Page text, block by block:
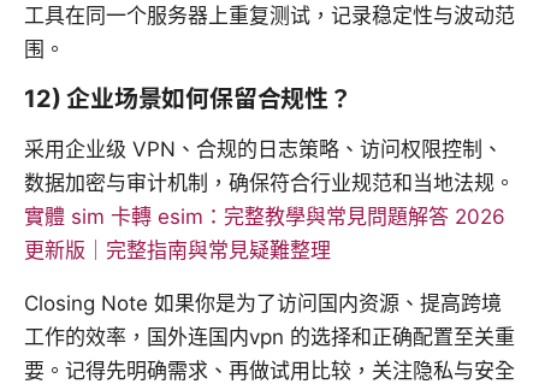
工具在同一个服务器上重复测试，记录稳定性与波动范
围。
12) 企业场景如何保留合规性？
采用企业级 VPN、合规的日志策略、访问权限控制、
数据加密与审计机制，确保符合行业规范和当地法规。
實體 sim 卡轉 esim：完整教學與常見問題解答 2026
更新版｜完整指南與常見疑難整理
Closing Note 如果你是为了访问国内资源、提高跨境
工作的效率，国外连国内vpn 的选择和正确配置至关重
要。记得先明确需求、再做试用比较，关注隐私与安全